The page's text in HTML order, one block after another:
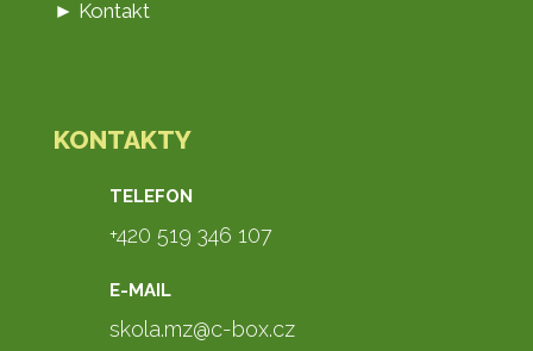
► Kontakt
KONTAKTY
TELEFON
+420 519 346 107
E-MAIL
skola.mz@c-box.cz